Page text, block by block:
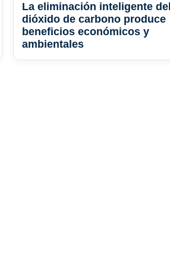
La eliminación inteligente del
dióxido de carbono produce
beneficios económicos y
ambientales